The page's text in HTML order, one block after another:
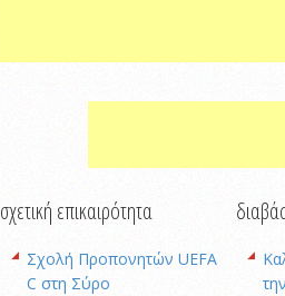
σχετική επικαιρότητα
Σχολή Προπονητών UEFA
C στη Σύρο